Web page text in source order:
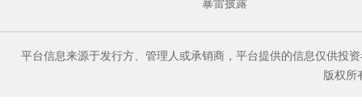
平台信息来源于发行方、管理人或承销商，平台提供的信息仅供投
版权所